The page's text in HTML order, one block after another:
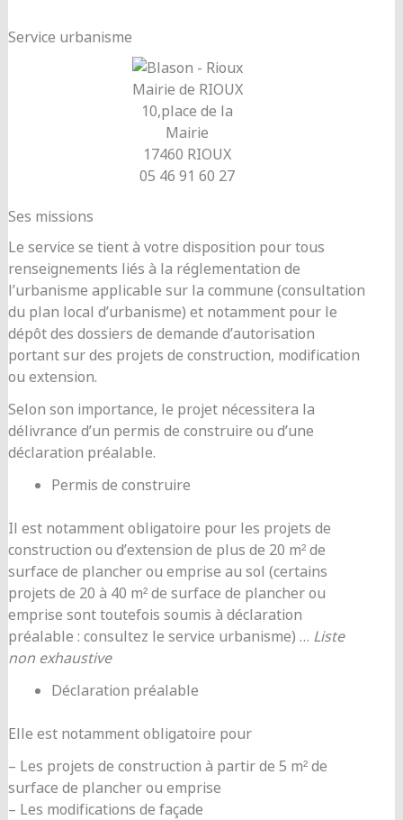
Service urbanisme
Mairie de RIOUX
10,place de la
Mairie
17460 RIOUX
05 46 91 60 27
Ses missions
Le service se tient à votre disposition pour tous
renseignements liés à la réglementation de
l’urbanisme applicable sur la commune (consultation
du plan local d’urbanisme) et notamment pour le
dépôt des dossiers de demande d’autorisation
portant sur des projets de construction, modification
ou extension.
Selon son importance, le projet nécessitera la
délivrance d’un permis de construire ou d’une
déclaration préalable.
Permis de construire
Il est notamment obligatoire pour les projets de
construction ou d’extension de plus de 20 m² de
surface de plancher ou emprise au sol (certains
projets de 20 à 40 m² de surface de plancher ou
emprise sont toutefois soumis à déclaration
préalable : consultez le service urbanisme) … Liste
non exhaustive
Déclaration préalable
Elle est notamment obligatoire pour
– Les projets de construction à partir de 5 m² de
surface de plancher ou emprise
– Les modifications de façade